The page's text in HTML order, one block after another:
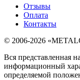
Отзывы
Оплата
Контакты
© 2006-2026
Вся представленная
информационный
определяемой